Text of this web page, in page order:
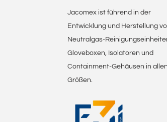
Jacomex ist führend in der
Entwicklung und Herstellung
Neutralgas-
Gloveboxen, Isolatoren und
Containment-Gehäusen in allen
Größen.